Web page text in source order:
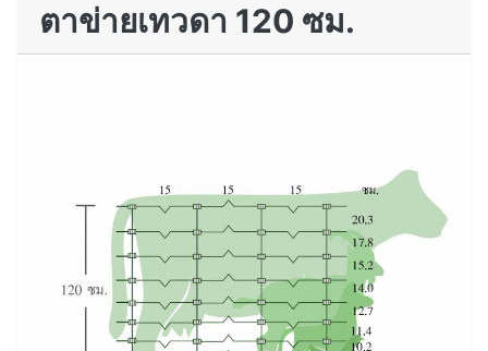
ตาข่ายเทวดา 120 ซม.